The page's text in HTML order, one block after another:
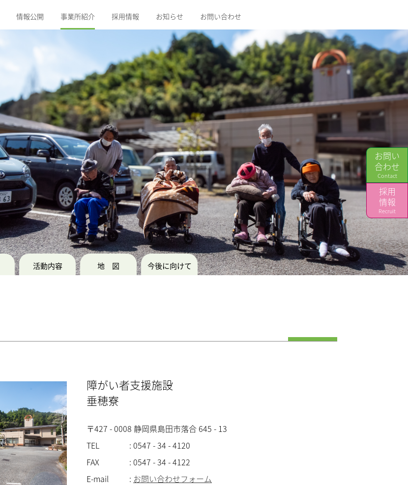
お問い
合わせ
Contact
採用
情報
Recruit
情報公開 事業所紹介 採用情報 お知らせ お問い合わせ
活動内容 地図 今後に向けて
障がい者支援施設
垂穂寮
〒427 - 0008 静岡県島田市落合 645 - 13
TEL
: 0547 - 34 - 4120
FAX
: 0547 - 34 - 4122
E-mail
: お問い合わせフォーム